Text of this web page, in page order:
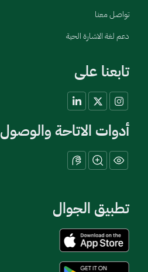
تواصل معنا
دعم لغة الاشارة الحية
تابعنا على
أدوات الاتاحة والوصول
تطبيق الجوال